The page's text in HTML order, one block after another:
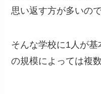
思い返す方が多いの
そんな学校に1人が
の規模によっては複